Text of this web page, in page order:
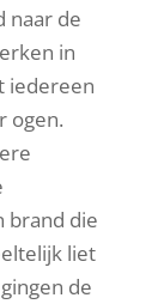
naar de
in
iedereen
ogen.
brand die
liet
de